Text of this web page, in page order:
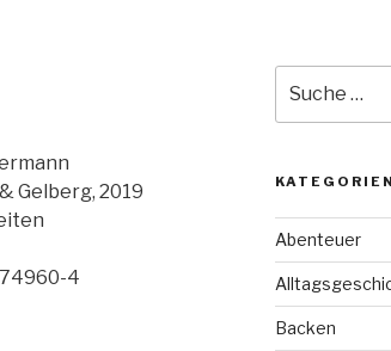
Gelberg, 2019
4
nach:
KATEGORIEN
Abenteuer
Backen